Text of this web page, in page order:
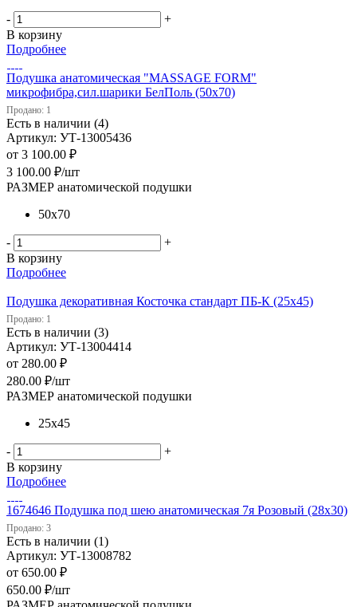
-
+
В корзину
Подробнее
Подушка анатомическая "MASSAGE FORM"
микрофибра,сил.шарики БелПоль (50х70)
Продано: 1
Есть в наличии (4)
Артикул: УТ-13005436
от 3 100.00 ₽
3 100.00 ₽/шт
РАЗМЕР анатомической подушки
50х70
-
+
В корзину
Подробнее
Подушка декоративная Косточка стандарт ПБ-К (25х45)
Продано: 1
Есть в наличии (3)
Артикул: УТ-13004414
от 280.00 ₽
280.00 ₽/шт
РАЗМЕР анатомической подушки
25х45
-
+
В корзину
Подробнее
1674646 Подушка под шею анатомическая 7я Розовый (28х30)
Продано: 3
Есть в наличии (1)
Артикул: УТ-13008782
от 650.00 ₽
650.00 ₽/шт